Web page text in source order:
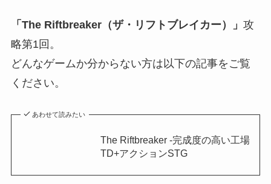
「The Riftbreaker（ザ・リフトブレイカー）」 攻
略第1回。
どんなゲームか分からない方は以下の記事をご覧
ください。
あわせて読みたい
The Riftbreaker -完成度の高い工場
TD+アクションSTG